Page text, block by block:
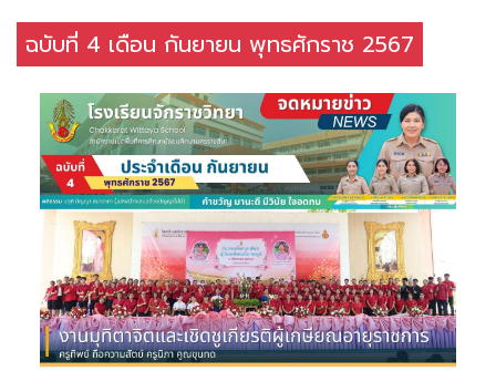
ฉบับที่ 4 เดือน กันยายน พุทธศักราช 2567